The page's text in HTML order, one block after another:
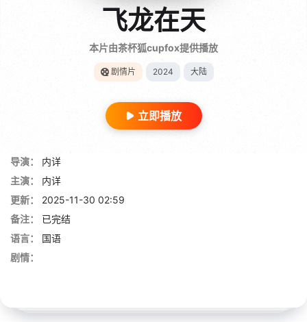
飞龙在天
本片由茶杯狐cupfox提供播放
剧情片 2024 大陆
立即播放
导演：
内详
主演：
内详
更新：
2025-11-30 02:59
备注：
已完结
语言：
国语
剧情：